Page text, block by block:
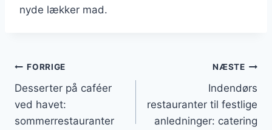
nyde lækker mad.
Indlægsnavigation
FORRIGE
Desserter på caféer
ved havet:
sommerrestauranter
NÆSTE
Indendørs
restauranter til festlige
anledninger: catering